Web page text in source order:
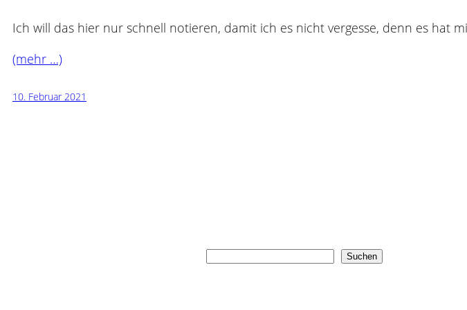
Ich will das hier nur schnell notieren, damit ich es nicht vergesse, denn es hat
(mehr …)
10. Februar 2021
Suchen